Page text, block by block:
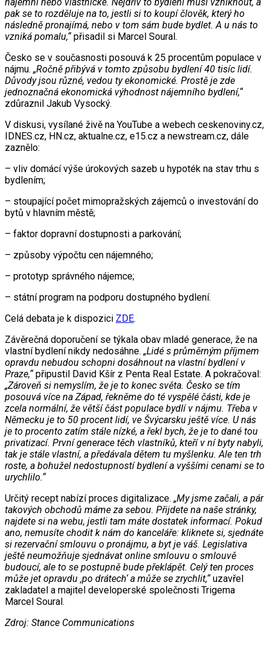
pak se to rozděluje na to, jestli si to koupí člověk, který ho
následně pronajímá, nebo v tom sám bude bydlet. A u nás to
vzniká pomalu,“přisadil si Marcel Soural.
Česko se v současnosti posouvá k 25 procentům populace v
nájmu. „Ročně přibývá v tomto způsobu bydlení 40 tisíc lidí.
Důvody jsou různé, vedou ty ekonomické. Prostě je zde
jednoznačná ekonomická výhodnost nájemního bydlení,“
zdůraznil Jakub Vysocký.
V diskusi, vysílané živě na YouTube a webech ceskenoviny.cz,
IDNES.cz, HN.cz, aktualne.cz, e15.cz a newstream.cz, dále
zaznělo:
– vliv domácí výše úrokových sazeb u hypoték na stav trhu s
bydlením;
– stoupající počet mimopražských zájemců o investování do
bytů v hlavním městě;
– faktor dopravní dostupnosti a parkování;
– způsoby výpočtu cen nájemného;
– prototyp správného nájemce;
– státní program na podporu dostupného bydlení.
Celá debata je k dispozici ZDE.
Závěrečná doporučení se týkala obav mladé generace, že na
vlastní bydlení nikdy nedosáhne. „Lidé s průměrným příjmem
opravdu nebudou schopni dosáhnout na vlastní bydlení v
Praze,“připustil David Kšír z Penta Real Estate. A pokračoval:
„Zároveň si nemyslím, že je to konec světa. Česko se tím
posouvá více na Západ, řekněme do té vyspělé části, kde je
zcela normální, že větší část populace bydlí v nájmu. Třeba v
Německu je to 50 procent lidí, ve Švýcarsku ještě více. U nás
je to procento zatím stále nízké, a řekl bych, že je to dané tou
privatizací. První generace těch vlastníků, kteří v ní byty nabyli,
tak je stále vlastní, a předávala dětem tu myšlenku. Ale ten trh
roste, a bohužel nedostupností bydlení a vyššími cenami se to
urychlilo.“
Určitý recept nabízí proces digitalizace. „My jsme začali, a pár
takových obchodů máme za sebou. Přijdete na naše stránky,
najdete si na webu, jestli tam máte dostatek informací. Pokud
ano, nemusíte chodit k nám do kanceláře: kliknete si, sjednáte
si rezervační smlouvu o pronájmu, a byt je váš. Legislativa
ještě neumožňuje sjednávat online smlouvu o smlouvě
budoucí, ale to se postupně bude překlápět. Celý ten proces
může jet opravdu ‚po drátech‘ a může se zrychlit,“uzavřel
zakladatel a majitel developerské společnosti Trigema
Marcel Soural.
Zdroj: Stance Communications